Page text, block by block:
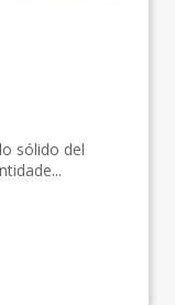
sólido del